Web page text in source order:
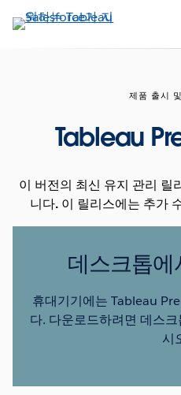
요
제품 출시
Tableau
이 버전의 최신 유지 관리 릴
니다. 이 릴리스에는 추가
데스크톱
휴대기기에는 Tableau
다. 다운로드하려면 데스
시